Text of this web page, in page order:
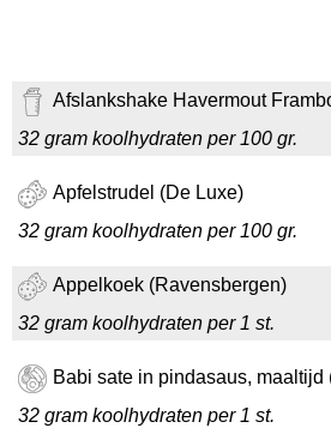
Afslankshake Havermout
32 gram koolhydraten per 100 gr.
Apfelstrudel (De Luxe)
32 gram koolhydraten per 100 gr.
Appelkoek (Ravensbergen)
32 gram koolhydraten per 1 st.
Babi sate in pindasaus, maaltijd
32 gram koolhydraten per 1 st.